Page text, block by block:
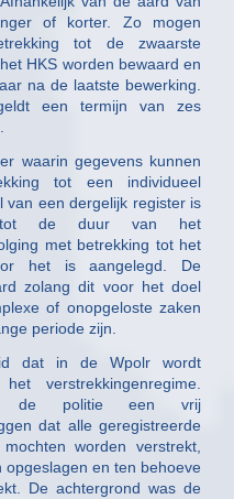
of korter. Zo mogen
tot de zwaarste
HKS worden bewaard en
na de laatste bewerking.
een termijn van zes
waarin gegevens kunnen
tot een individueel
van een dergelijk register is
tot de duur van het
met betrekking tot het
het is aangelegd. De
zolang dit voor het doel
of onopgeloste zaken
periode zijn.
dat in de Wpolr wordt
verstrekkingenregime.
de politie een vrij
dat alle geregistreerde
worden verstrekt,
en ten behoeve
De achtergrond was de